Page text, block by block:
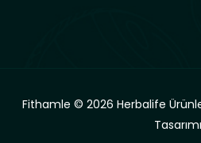
Fithamle © 2026 Herbalife
Tasarımı